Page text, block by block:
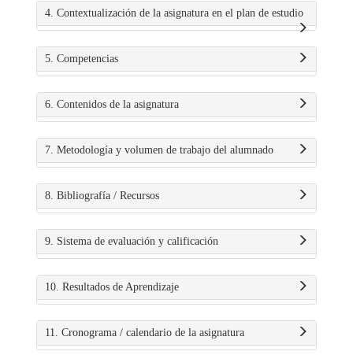
4. Contextualización de la asignatura en el plan de estudio
5. Competencias
6. Contenidos de la asignatura
7. Metodología y volumen de trabajo del alumnado
8. Bibliografía / Recursos
9. Sistema de evaluación y calificación
10. Resultados de Aprendizaje
11. Cronograma / calendario de la asignatura